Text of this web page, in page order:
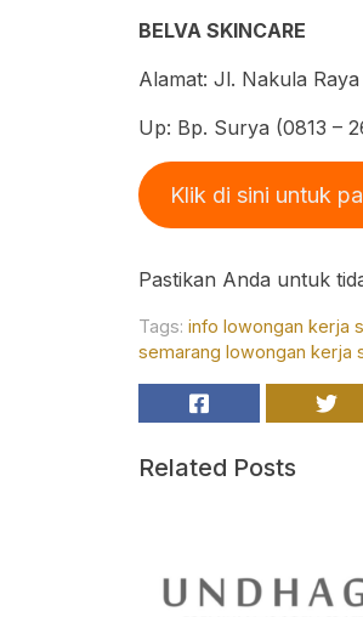
BELVA SKINCARE
Alamat: Jl. Nakula
Up: Bp. Surya (0813 –
Klik di sini untuk
Pastikan Anda untuk
Tags: info lowongan kerja
semarang lowongan kerja
Related Posts